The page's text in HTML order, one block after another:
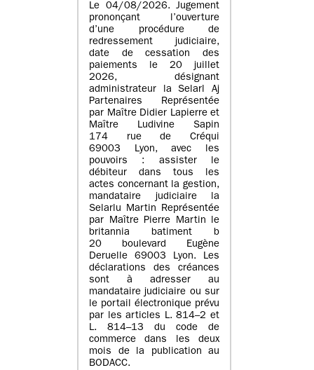
Le 04/08/2026. Jugement
prononçant l’ouverture
d’une procédure de
redressement judiciaire,
date de cessation des
paiements le 20 juillet
2026, désignant
administrateur la Selarl Aj
Partenaires Représentée
par Maître Didier Lapierre et
Maître Ludivine Sapin
174 rue de Créqui
69003 Lyon, avec les
pouvoirs : assister le
débiteur dans tous les
actes concernant la gestion,
mandataire judiciaire la
Selarlu Martin Représentée
par Maître Pierre Martin le
britannia batiment b
20 boulevard Eugène
Deruelle 69003 Lyon. Les
déclarations des créances
sont à adresser au
mandataire judiciaire ou sur
le portail électronique prévu
par les articles L. 814–2 et
L. 814–13 du code de
commerce dans les deux
mois de la publication au
BODACC.